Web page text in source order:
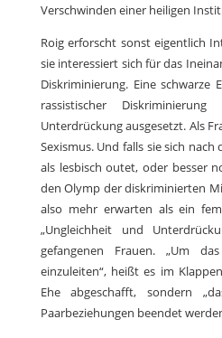
Verschwinden einer heiligen
Roig erforscht sonst eigentlich
sie interessiert sich für das
Diskriminierung. Eine schwarze
rassistischer
Unterdrückung ausgesetzt. Als
Sexismus. Und falls sie sich
als lesbisch outet, oder besser
den Olymp der diskriminierten
also mehr erwarten als ein
„Ungleichheit und
gefangenen Frauen. „Um
einzuleiten“, heißt es im
Ehe abgeschafft, sondern
Paarbeziehungen beendet